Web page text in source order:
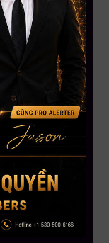
triệu người Việt
only)